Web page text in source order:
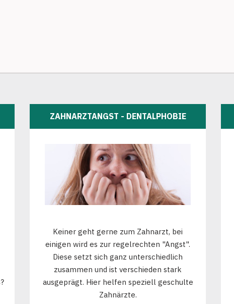
ZAHNARZTANGST - DENTALPHOBIE
Keiner geht gerne zum Zahnarzt, bei
einigen wird es zur regelrechten "Angst".
Diese setzt sich ganz unterschiedlich
zusammen und ist verschieden stark
ausgeprägt. Hier helfen speziell geschulte
Zahnärzte.